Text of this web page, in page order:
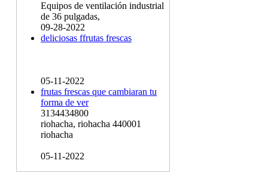
Equipos de ventilación industrial
de 36 pulgadas,
09-28-2022
deliciosas ffrutas frescas
05-11-2022
frutas frescas que cambiaran tu
forma de ver
3134434800
riohacha, riohacha 440001
riohacha
05-11-2022